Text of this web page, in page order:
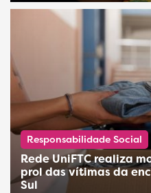
Responsabilidade Social
Rede UniFTC realiza
prol das vítimas da
Sul